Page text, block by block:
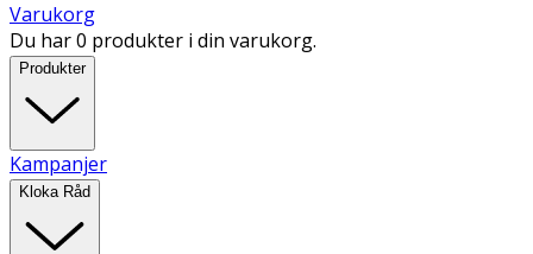
Varukorg
Du har 0 produkter i din varukorg.
Produkter
Kampanjer
Kloka Råd